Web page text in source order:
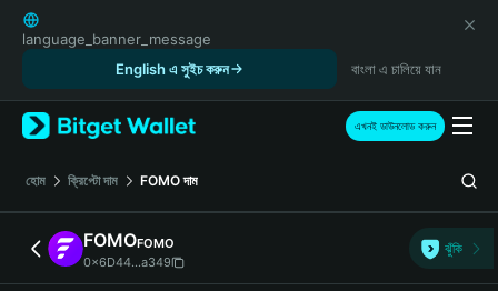
English
日本語
Русский
Español (Latinoamérica)
Türkçe
Italiano
Deutsch
简体中文
繁體中文
language_banner_message
English এ সুইচ করুন
বাংলা এ চালিয়ে যান
এখনই ডাউনলোড করুন
হোম ক্রিপ্টো দাম FOMO দাম
FOMOFOMO
0x6D44...a349
ঝুঁকি